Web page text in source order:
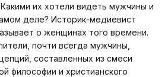
их хотели видеть мужчины и
деле? Историк-медиевист
о женщинах того времени.
почти всегда мужчины,
составленных из смеси
философии и христианского